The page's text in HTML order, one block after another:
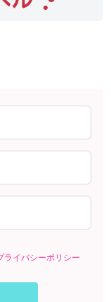
ライバシーポリシー